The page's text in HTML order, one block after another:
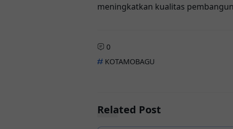
meningkatkan kualitas
0
KOTAMOBAGU
Related Post